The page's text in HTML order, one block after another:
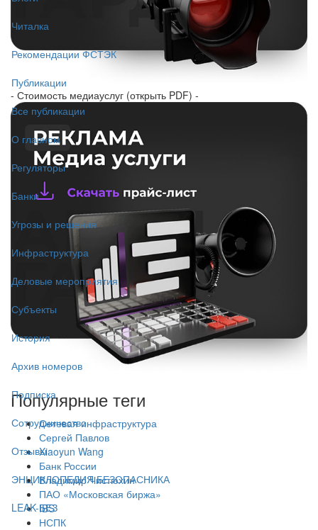
Читалка
Рекомендации ФСТЭК
Публикации
Все публикации
О главном
Регуляторы
Банки
Угрозы и решения
Инфраструктура
Деловые мероприятия
Субъекты
История
Архив номеров
Подписка
Сотрудничество
Отзывы
ЭНЦИКЛОПЕДИЯ БЕЗОПАСНИКА
LEAK-БЕЗ
- Стоимость медиауслуг (открыть PDF) -
Популярные теги
Сетевая инфраструктура
Сергей Павлов
Xiaoyun Wang
Банк России
Владимир Чистюхин
ПАО «Московская биржа»
IBS
НСПК